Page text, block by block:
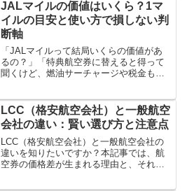
は、日本時間午前8:50発...
JALマイルの価値はいくら？1マ
イルの目安と使い方で損しない判
断軸
「JALマイルって結局いくらの価値があ
るの？」「特典航空券に替えると得って
聞くけど、燃油サーチャージや税金もあ
貯め方も使い方もブレます。すると、せ
っかく貯めたのに“なん...
LCC（格安航空会社）と一般航空
会社の違い：賢い選び方と注意点
LCC（格安航空会社）と一般航空会社の
違いを知りたいですか？本記事では、航
空券の価格差が生まれる理由と、それぞ